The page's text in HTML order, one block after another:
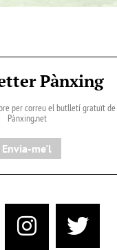
Pànxing
per correu el butlletí gratuït de
Pànxing.net​
Envia-me'l